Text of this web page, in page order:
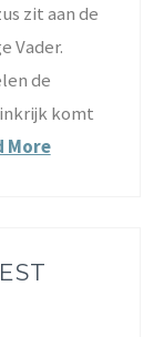
zit aan de
Vader.
de
komt
More